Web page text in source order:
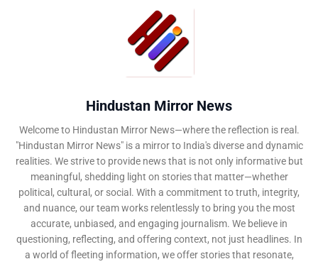
Hindustan Mirror News
Welcome to Hindustan Mirror News—where the reflection is real.
"Hindustan Mirror News" is a mirror to India's diverse and dynamic
realities. We strive to provide news that is not only informative but
meaningful, shedding light on stories that matter—whether
political, cultural, or social. With a commitment to truth, integrity,
and nuance, our team works relentlessly to bring you the most
accurate, unbiased, and engaging journalism. We believe in
questioning, reflecting, and offering context, not just headlines. In
a world of fleeting information, we offer stories that resonate,